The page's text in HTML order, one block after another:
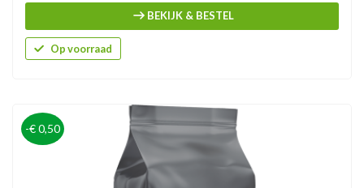
BEKIJK & BESTEL
Op voorraad
-€ 0,50